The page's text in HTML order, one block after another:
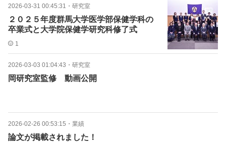
2026-03-31 00:45:31 ・ 研究室
２０２５年度群馬大学医学部保健学科の
卒業式と大学院保健学研究科修了式
1
2026-03-03 01:04:43 ・ 研究室
岡研究室監修 動画公開
2026-02-26 00:53:15 ・ 業績
論文が掲載されました！